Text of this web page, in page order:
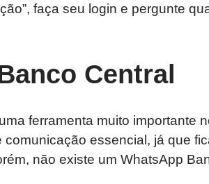
faça seu login e pergunte
Central
ferramenta muito importante
comunicação essencial, já que
não existe um WhatsApp